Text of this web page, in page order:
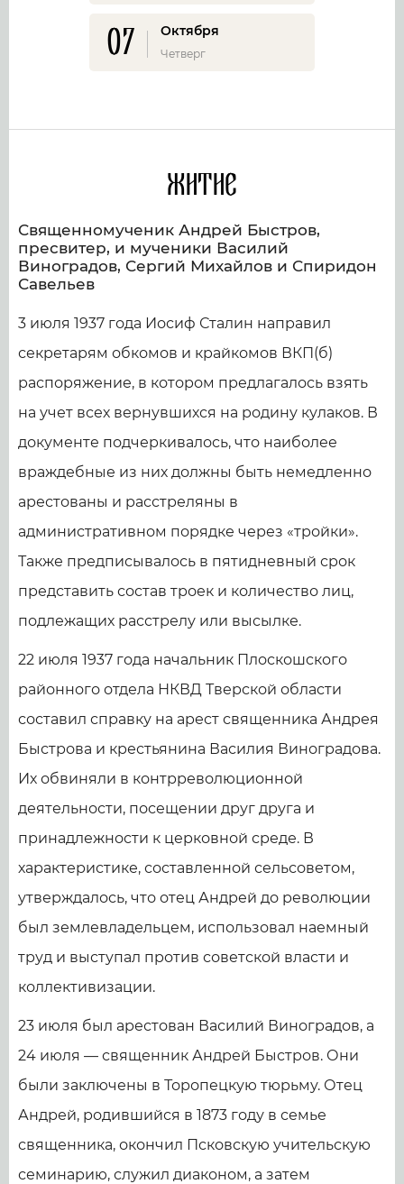
07 Октября
Четверг
Житие
Священномученик Андрей Быстров,
пресвитер, и мученики Василий
Виноградов, Сергий Михайлов и Спиридон
Савельев
3 июля 1937 года Иосиф Сталин направил
секретарям обкомов и крайкомов ВКП(б)
распоряжение, в котором предлагалось взять
на учет всех вернувшихся на родину кулаков. В
документе подчеркивалось, что наиболее
враждебные из них должны быть немедленно
арестованы и расстреляны в
административном порядке через «тройки».
Также предписывалось в пятидневный срок
представить состав троек и количество лиц,
подлежащих расстрелу или высылке.
22 июля 1937 года начальник Плоскошского
районного отдела НКВД Тверской области
составил справку на арест священника Андрея
Быстрова и крестьянина Василия Виноградова.
Их обвиняли в контрреволюционной
деятельности, посещении друг друга и
принадлежности к церковной среде. В
характеристике, составленной сельсоветом,
утверждалось, что отец Андрей до революции
был землевладельцем, использовал наемный
труд и выступал против советской власти и
коллективизации.
23 июля был арестован Василий Виноградов, а
24 июля — священник Андрей Быстров. Они
были заключены в Торопецкую тюрьму. Отец
Андрей, родившийся в 1873 году в семье
священника, окончил Псковскую учительскую
семинарию, служил диаконом, а затем